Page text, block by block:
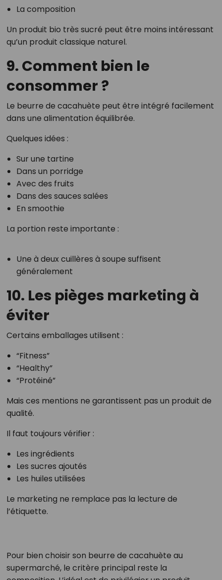
La composition
Un produit bio très sucré peut être moins intéressant
qu’un produit classique naturel.
9. Comment bien le
consommer ?
Le beurre de cacahuète peut être intégré facilement
dans une alimentation équilibrée.
Quelques idées :
Sur une tartine
Dans un porridge
Avec des fruits
Dans des sauces salées
En smoothie
La portion reste importante :
Une à deux cuillères à soupe suffisent
généralement
10. Les pièges marketing à
éviter
Certains emballages utilisent :
“Fitness”
“Healthy”
“Protéiné”
Mais ces mentions ne garantissent pas un produit de
qualité.
Il faut toujours vérifier :
Les ingrédients
Les sucres ajoutés
Les huiles utilisées
Le marketing ne remplace pas la lecture de
l’étiquette.
Pour bien choisir son beurre de cacahuète au
supermarché, le critère principal reste la